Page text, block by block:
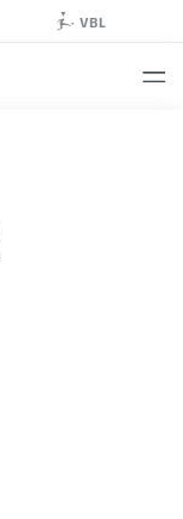
VBL